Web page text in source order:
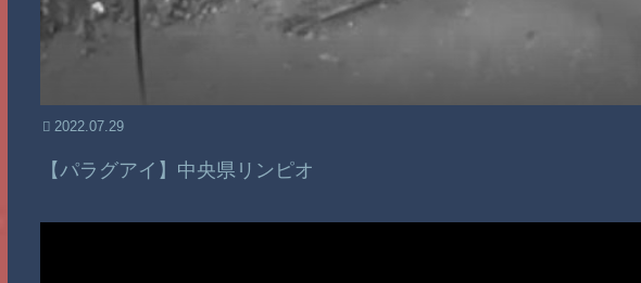
2022.07.29
【パラグアイ】中央県リンピオ